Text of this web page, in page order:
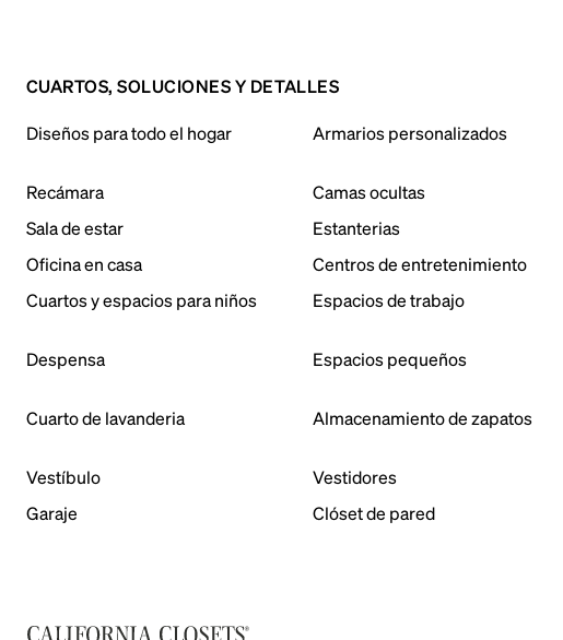
CUARTOS, SOLUCIONES Y DETALLES
Diseños para todo el hogar Armarios personalizados
Recámara
Camas ocultas
Sala de estar
Estanterias
Oficina en casa
Centros de entretenimiento
Cuartos y espacios para niños
Espacios de trabajo
Despensa
Espacios pequeños
Cuarto de lavanderia Almacenamiento de zapatos
Vestíbulo Vestidores
Garaje
Clóset de pared